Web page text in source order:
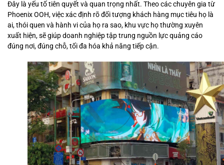
Đây là yếu tố tiên quyết và quan trọng nhất. Theo các chuyên gia từ
Phoenix OOH, việc xác định rõ đối tượng khách hàng mục tiêu họ là
ai, thói quen và hành vi của họ ra sao, khu vực họ thường xuyên
xuất hiện, sẽ giúp doanh nghiệp tập trung nguồn lực quảng cáo
đúng nơi, đúng chỗ, tối đa hóa khả năng tiếp cận.